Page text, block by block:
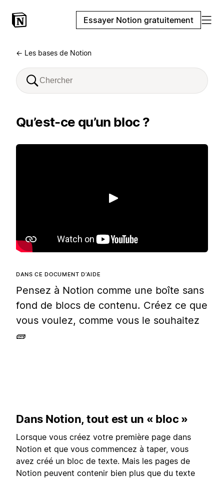
Essayer Notion gratuitement
← Les bases de Notion
Qu’est-ce qu’un bloc ?
Lecture
DANS CE DOCUMENT D’AIDE
Pensez à Notion comme une boîte sans
fond de blocs de contenu. Créez ce que
vous voulez, comme vous le souhaitez
🧱
Dans Notion, tout est un « bloc »
Lorsque vous créez votre première page dans
Notion et que vous commencez à taper, vous
avez créé un bloc de texte. Mais les pages de
Notion peuvent contenir bien plus que du texte